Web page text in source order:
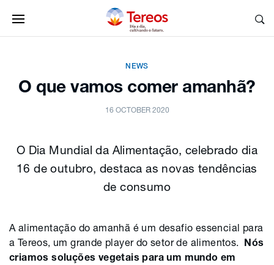
NEWS
O que vamos comer amanhã?
16 OCTOBER 2020
O Dia Mundial da Alimentação, celebrado dia
16 de outubro, destaca as novas tendências
de consumo
A alimentação do amanhã é um desafio essencial para
a Tereos, um grande player do setor de alimentos. Nós
criamos soluções vegetais para um mundo em